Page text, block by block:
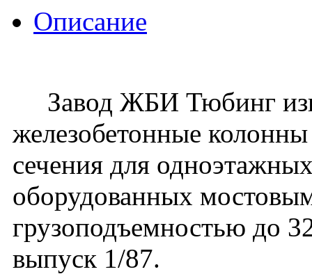
Описание
Завод ЖБИ Тюбинг
железобетонные
сечения для
оборудованных
грузоподъемностью до
выпуск 1/87.